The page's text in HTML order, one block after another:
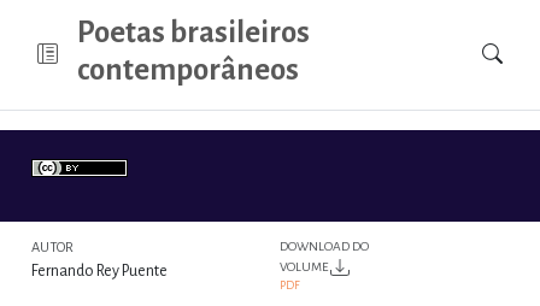
Poetas brasileiros
contemporâneos
AUTOR
Fernando Rey Puente
DOWNLOAD DO
VOLUME
PDF